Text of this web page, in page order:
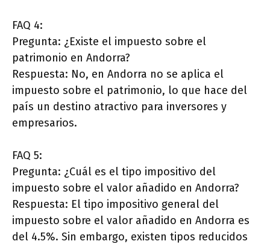
FAQ 4:
Pregunta: ¿Existe el impuesto sobre el
patrimonio en Andorra?
Respuesta: No, en Andorra no se aplica el
impuesto sobre el patrimonio, lo que hace del
país un destino atractivo para inversores y
empresarios.
FAQ 5:
Pregunta: ¿Cuál es el tipo impositivo del
impuesto sobre el valor añadido en Andorra?
Respuesta: El tipo impositivo general del
impuesto sobre el valor añadido en Andorra es
del 4.5%. Sin embargo, existen tipos reducidos